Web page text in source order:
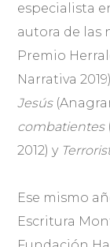
especialista
autora de las
Premio
Narrativa
Jesús
combatientes
2012) y
Ese mismo
Escritura